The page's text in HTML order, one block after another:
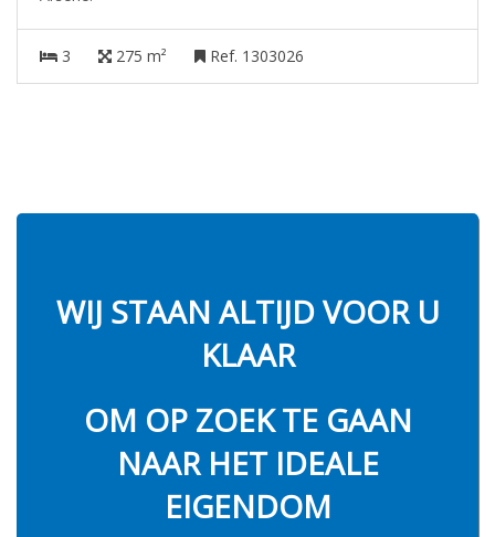
3 275 m² Ref. 1303026
WIJ STAAN ALTIJD VOOR U
KLAAR
OM OP ZOEK TE GAAN
NAAR HET IDEALE
EIGENDOM